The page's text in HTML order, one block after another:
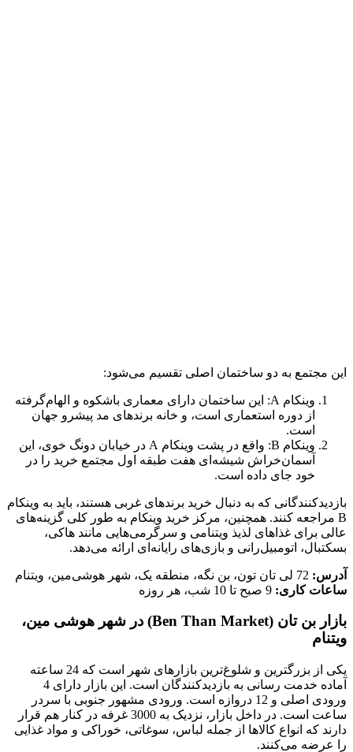
این مجتمع به دو ساختمان اصلی تقسیم می‌شود:
وینکام A: این ساختمان دارای معماری باشکوه و الهام‌گرفته
از دوره استعماری است، و خانه برندهای مد پیشرو جهان
است.
وینکام B: واقع در پشت وینکام A در خیابان دونگ خوی، این
آسمان‌خراش شیشه‌ای هفت طبقه اول مجتمع خرید را در
خود جای داده است.
بازدیدکنندگانی که به دنبال خرید برندهای غربی هستند، باید به وینکام
B مراجعه کنند. همچنین، مرکز خرید وینکام به طور کلی گزینه‌های
عالی برای غذاهای لذیذ ویتنامی و سرگرمی‌هایی مانند هاکی،
بسکتبال، اتومبیل‌رانی و بازی‌های رایانه‌ای ارائه می‌دهد.
آدرس:
ساعات کاری:
بازار بن تان (Ben Than Market) در شهر هوشی مین،
ویتنام
یکی از بزرگترین و شلوغ‌ترین بازارهای شهر است که 24 ساعته
آماده خدمت رسانی به بازدیدکنندگان است. این بازار دارای 4
ورودی اصلی و 12 دروازه است. ورودی مشهور جنوبی با سردر
ساعت است. در داخل بازار، نزدیک به 3000 غرفه در کنار هم قرار
دارند که انواع کالاها از جمله لباس، سوغاتی، خوراکی و مواد غذایی
را عرضه می‌کنند.